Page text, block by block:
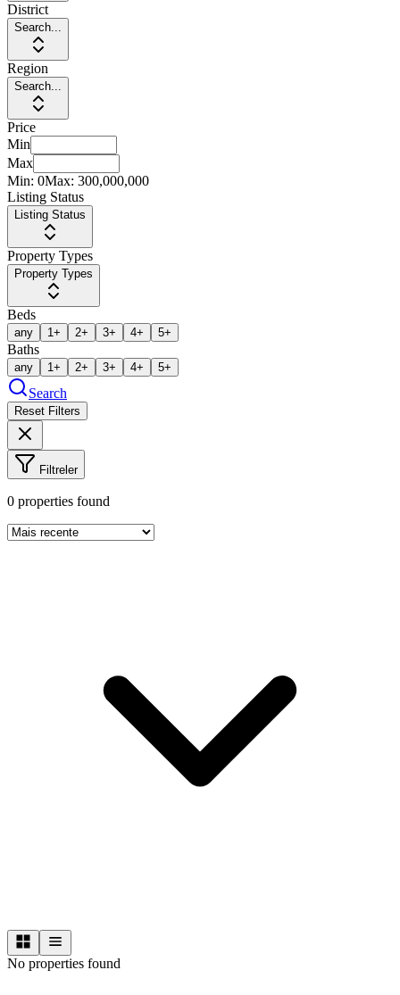
District
Search...
Region
Search...
Price
Min
Max
Min: 0Max: 300,000,000
Listing Status
Listing Status
Property Types
Property Types
Beds
any 1+ 2+ 3+ 4+ 5+
Baths
any 1+ 2+ 3+ 4+ 5+
Search
Reset Filters
Filtreler
0 properties found
No properties found